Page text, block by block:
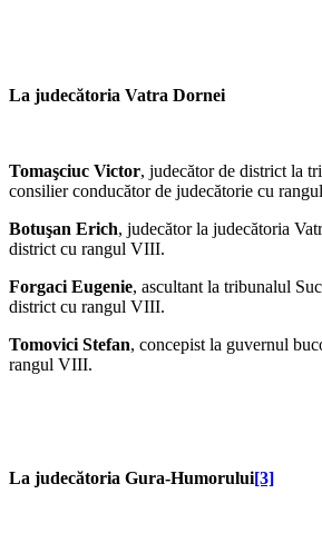
La judecătoria Vatra Dornei
Tomaşciuc Victor, judecător de district la
consilier conducător de judecătorie cu
Botuşan Erich, judecător la judecătoria
district cu rangul VIII.
Forgaci Eugenie, ascultant la tribunalul
district cu rangul VIII.
Tomovici Stefan, concepist la guvernul
rangul VIII.
La judecătoria Gura-Humorului[3]